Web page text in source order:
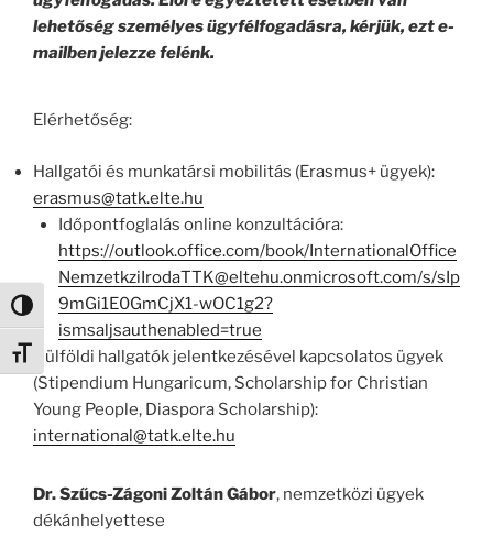
Nagy kontraszt váltása
Betűméret váltása
lehetőség személyes ügyfélfogadásra, kérjük, ezt e-
mailben jelezze felénk.
Elérhetőség:
Hallgatói és munkatársi mobilitás (Erasmus+ ügyek):
erasmus@tatk.elte.hu
Időpontfoglalás online konzultációra:
https://outlook.office.com/book/InternationalOffice
NemzetkziIrodaTTK@eltehu.onmicrosoft.com/s/sIp
9mGi1E0GmCjX1-wOC1g2?
ismsaljsauthenabled=true
Külföldi hallgatók jelentkezésével kapcsolatos ügyek
(Stipendium Hungaricum, Scholarship for Christian
Young People, Diaspora Scholarship):
international@tatk.elte.hu
Dr. Szűcs-Zágoni Zoltán Gábor, nemzetközi ügyek
dékánhelyettese